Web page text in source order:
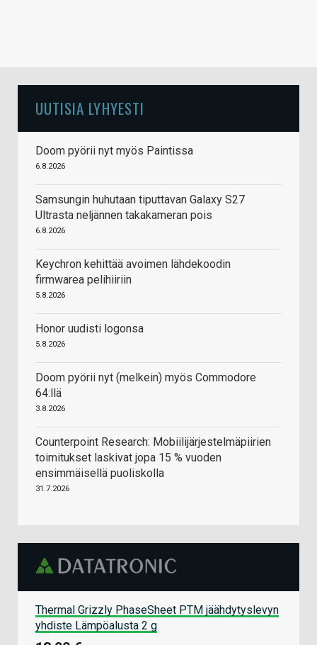
UUTISIA LYHYESTI
Doom pyörii nyt myös Paintissa
6.8.2026
Samsungin huhutaan tiputtavan Galaxy S27
Ultrasta neljännen takakameran pois
6.8.2026
Keychron kehittää avoimen lähdekoodin
firmwarea pelihiiriin
5.8.2026
Honor uudisti logonsa
5.8.2026
Doom pyörii nyt (melkein) myös Commodore
64:llä
3.8.2026
Counterpoint Research: Mobiilijärjestelmäpiirien
toimitukset laskivat jopa 15 % vuoden
ensimmäisellä puoliskolla
31.7.2026
Thermal Grizzly PhaseSheet PTM jäähdytyslevyn
yhdiste Lämpöalusta 2 g